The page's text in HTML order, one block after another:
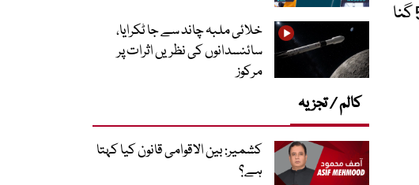
دلچسپی 8.8 ارب آر ایم بی (تقریباً 1.26 بلین امریکی ڈالر) تک پہنچی جس کے نتیجے میں بانڈ 5 گنا
خلائی ملبہ چاند سے جا ٹکرایا،
سائنسدانوں کی نظریں اثرات پر
مرکوز
کالم / تجزیہ
کشمیر: بین الاقوامی قانون کیا کہتا
ہے؟